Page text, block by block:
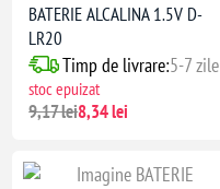
BATERIE ALCALINA 1.5V D-
LR20
Timp de livrare:5-7 zile
stoc epuizat
9,17 lei8,34 lei